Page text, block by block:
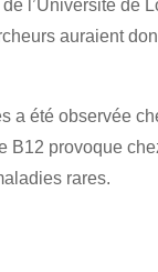
l’Université de
auraient
a été observée
B12 provoque
rares.